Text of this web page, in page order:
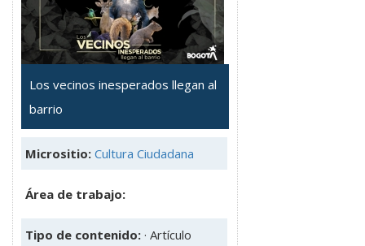
Los vecinos inesperados llegan al
barrio
Micrositio: Cultura Ciudadana
Área de trabajo:
Tipo de contenido: · Artículo